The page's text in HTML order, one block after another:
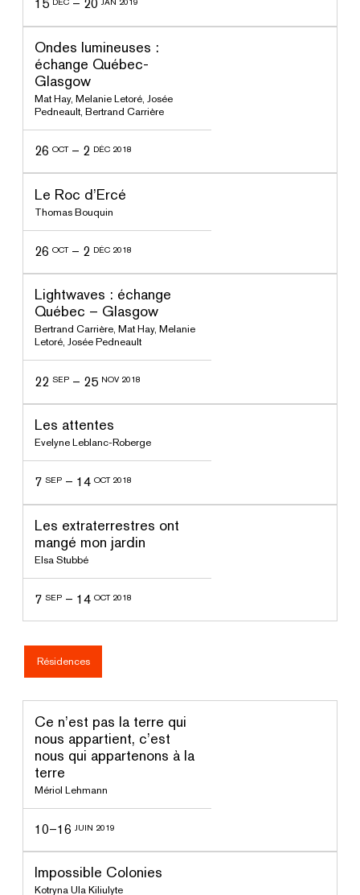
15 – 20
Ondes lumineuses :
échange Québec-
Glasgow
Mat Hay,Melanie Letoré Josée
Pedneault ,Bertrand Carrière
26OCT – 2 DÉC 2018
Le Roc d’Ercé
Thomas Bouquin
26OCT – 2 DÉC 2018
Lightwaves : échange
Québec – Glasgow
Bertrand Carrière,Mat Hay,Melanie
Letoré,Josée Pedneault
22SEP – 25 NOV 2018
Les attentes
Evelyne Leblanc-Roberge
7SEP – 14OCT 2018
Les extraterrestres ont
mangé mon jardin
Elsa Stubbé
7SEP – 14OCT 2018
Résidences
Ce n’est pas la terre qui
nous appartient, c’est
nous qui appartenons à la
terre
Mériol Lehmann
10–16 JUIN 2019
Impossible Colonies
Kotryna Ula Kiliulyte